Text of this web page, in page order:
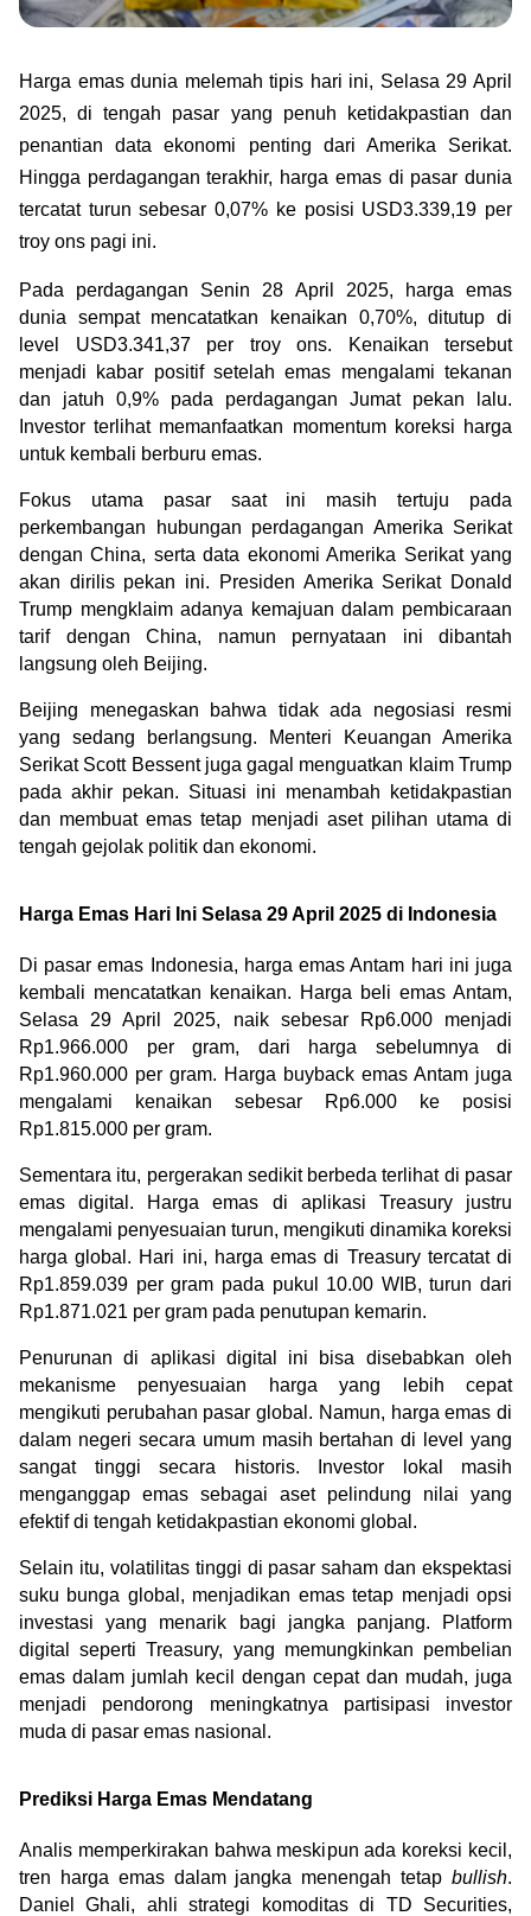
Jual emas kamu ke Treasury
Green Gold
Profile
Tata Kelola
Harga emas dunia melemah tipis hari ini, Selasa 29 April
2025, di tengah pasar yang penuh ketidakpastian dan
penantian data ekonomi penting dari Amerika Serikat.
Hingga perdagangan terakhir, harga emas di pasar dunia
tercatat turun sebesar 0,07% ke posisi USD3.339,19 per
troy ons pagi ini.
Pada perdagangan Senin 28 April 2025, harga emas
dunia sempat mencatatkan kenaikan 0,70%, ditutup di
level USD3.341,37 per troy ons. Kenaikan tersebut
menjadi kabar positif setelah emas mengalami tekanan
dan jatuh 0,9% pada perdagangan Jumat pekan lalu.
Investor terlihat memanfaatkan momentum koreksi harga
untuk kembali berburu emas.
Fokus utama pasar saat ini masih tertuju pada
perkembangan hubungan perdagangan Amerika Serikat
dengan China, serta data ekonomi Amerika Serikat yang
akan dirilis pekan ini. Presiden Amerika Serikat Donald
Trump mengklaim adanya kemajuan dalam pembicaraan
tarif dengan China, namun pernyataan ini dibantah
langsung oleh Beijing.
Beijing menegaskan bahwa tidak ada negosiasi resmi
yang sedang berlangsung. Menteri Keuangan Amerika
Serikat Scott Bessent juga gagal menguatkan klaim Trump
pada akhir pekan. Situasi ini menambah ketidakpastian
dan membuat emas tetap menjadi aset pilihan utama di
tengah gejolak politik dan ekonomi.
Harga Emas Hari Ini Selasa 29 April 2025 di Indonesia
Di pasar emas Indonesia, harga emas Antam hari ini juga
kembali mencatatkan kenaikan. Harga beli emas Antam,
Selasa 29 April 2025, naik sebesar Rp6.000 menjadi
Rp1.966.000 per gram, dari harga sebelumnya di
Rp1.960.000 per gram. Harga buyback emas Antam juga
mengalami kenaikan sebesar Rp6.000 ke posisi
Rp1.815.000 per gram.
Sementara itu, pergerakan sedikit berbeda terlihat di pasar
emas digital. Harga emas di aplikasi Treasury justru
mengalami penyesuaian turun, mengikuti dinamika koreksi
harga global. Hari ini, harga emas di Treasury tercatat di
Rp1.859.039 per gram pada pukul 10.00 WIB, turun dari
Rp1.871.021 per gram pada penutupan kemarin.
Penurunan di aplikasi digital ini bisa disebabkan oleh
mekanisme penyesuaian harga yang lebih cepat
mengikuti perubahan pasar global. Namun, harga emas di
dalam negeri secara umum masih bertahan di level yang
sangat tinggi secara historis. Investor lokal masih
menganggap emas sebagai aset pelindung nilai yang
efektif di tengah ketidakpastian ekonomi global.
Selain itu, volatilitas tinggi di pasar saham dan ekspektasi
suku bunga global, menjadikan emas tetap menjadi opsi
investasi yang menarik bagi jangka panjang. Platform
digital seperti Treasury, yang memungkinkan pembelian
emas dalam jumlah kecil dengan cepat dan mudah, juga
menjadi pendorong meningkatnya partisipasi investor
muda di pasar emas nasional.
Prediksi Harga Emas Mendatang
Analis memperkirakan bahwa meskipun ada koreksi kecil,
tren harga emas dalam jangka menengah tetap bullish.
Daniel Ghali, ahli strategi komoditas di TD Securities,